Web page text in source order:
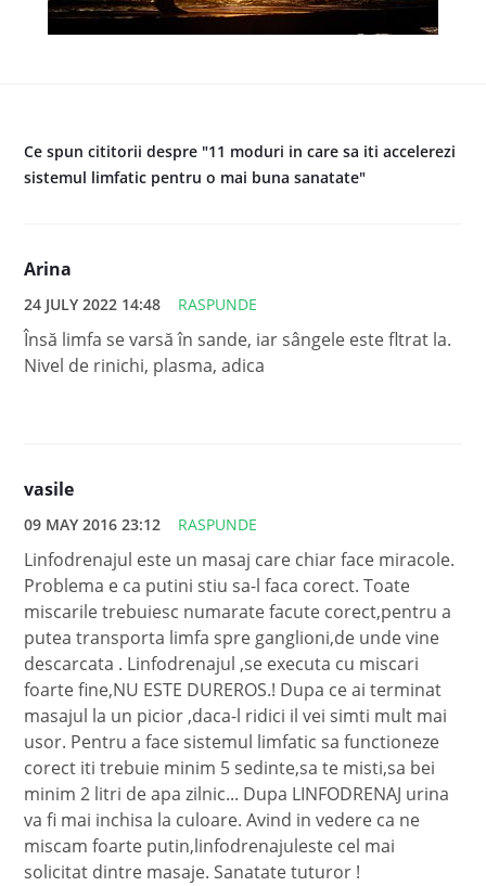
Ce spun cititorii despre "11 moduri in care sa iti accelerezi
sistemul limfatic pentru o mai buna sanatate"
Arina
24 JULY 2022 14:48 RASPUNDE
Însă limfa se varsă în sande, iar sângele este fltrat la.
Nivel de rinichi, plasma, adica
vasile
09 MAY 2016 23:12 RASPUNDE
Linfodrenajul este un masaj care chiar face miracole.
Problema e ca putini stiu sa-l faca corect. Toate
miscarile trebuiesc numarate facute corect,pentru a
putea transporta limfa spre ganglioni,de unde vine
descarcata . Linfodrenajul ,se executa cu miscari
foarte fine,NU ESTE DUREROS.! Dupa ce ai terminat
masajul la un picior ,daca-l ridici il vei simti mult mai
usor. Pentru a face sistemul limfatic sa functioneze
corect iti trebuie minim 5 sedinte,sa te misti,sa bei
minim 2 litri de apa zilnic... Dupa LINFODRENAJ urina
va fi mai inchisa la culoare. Avind in vedere ca ne
miscam foarte putin,linfodrenajuleste cel mai
solicitat dintre masaje. Sanatate tuturor !